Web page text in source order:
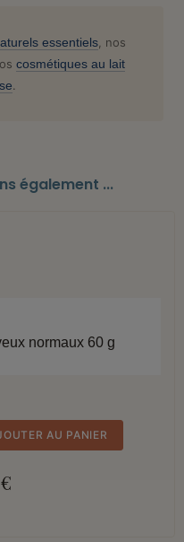
essentiels, nos
cosmétiques au lait
.
également ...
normaux 60 g
AU PANIER